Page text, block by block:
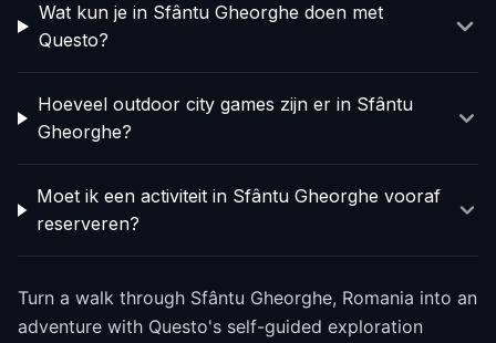
Wat kun je in Sfântu Gheorghe doen met
Questo?
Hoeveel outdoor city games zijn er in Sfântu
Gheorghe?
Moet ik een activiteit in Sfântu Gheorghe vooraf
reserveren?
Turn a walk through Sfântu Gheorghe, Romania into an
adventure with Questo's self-guided exploration